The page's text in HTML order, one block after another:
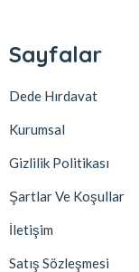
Sayfalar
Dede Hırdavat
Kurumsal
Gizlilik Politikası
Şartlar Ve Koşullar
İletişim
Satış Sözleşmesi